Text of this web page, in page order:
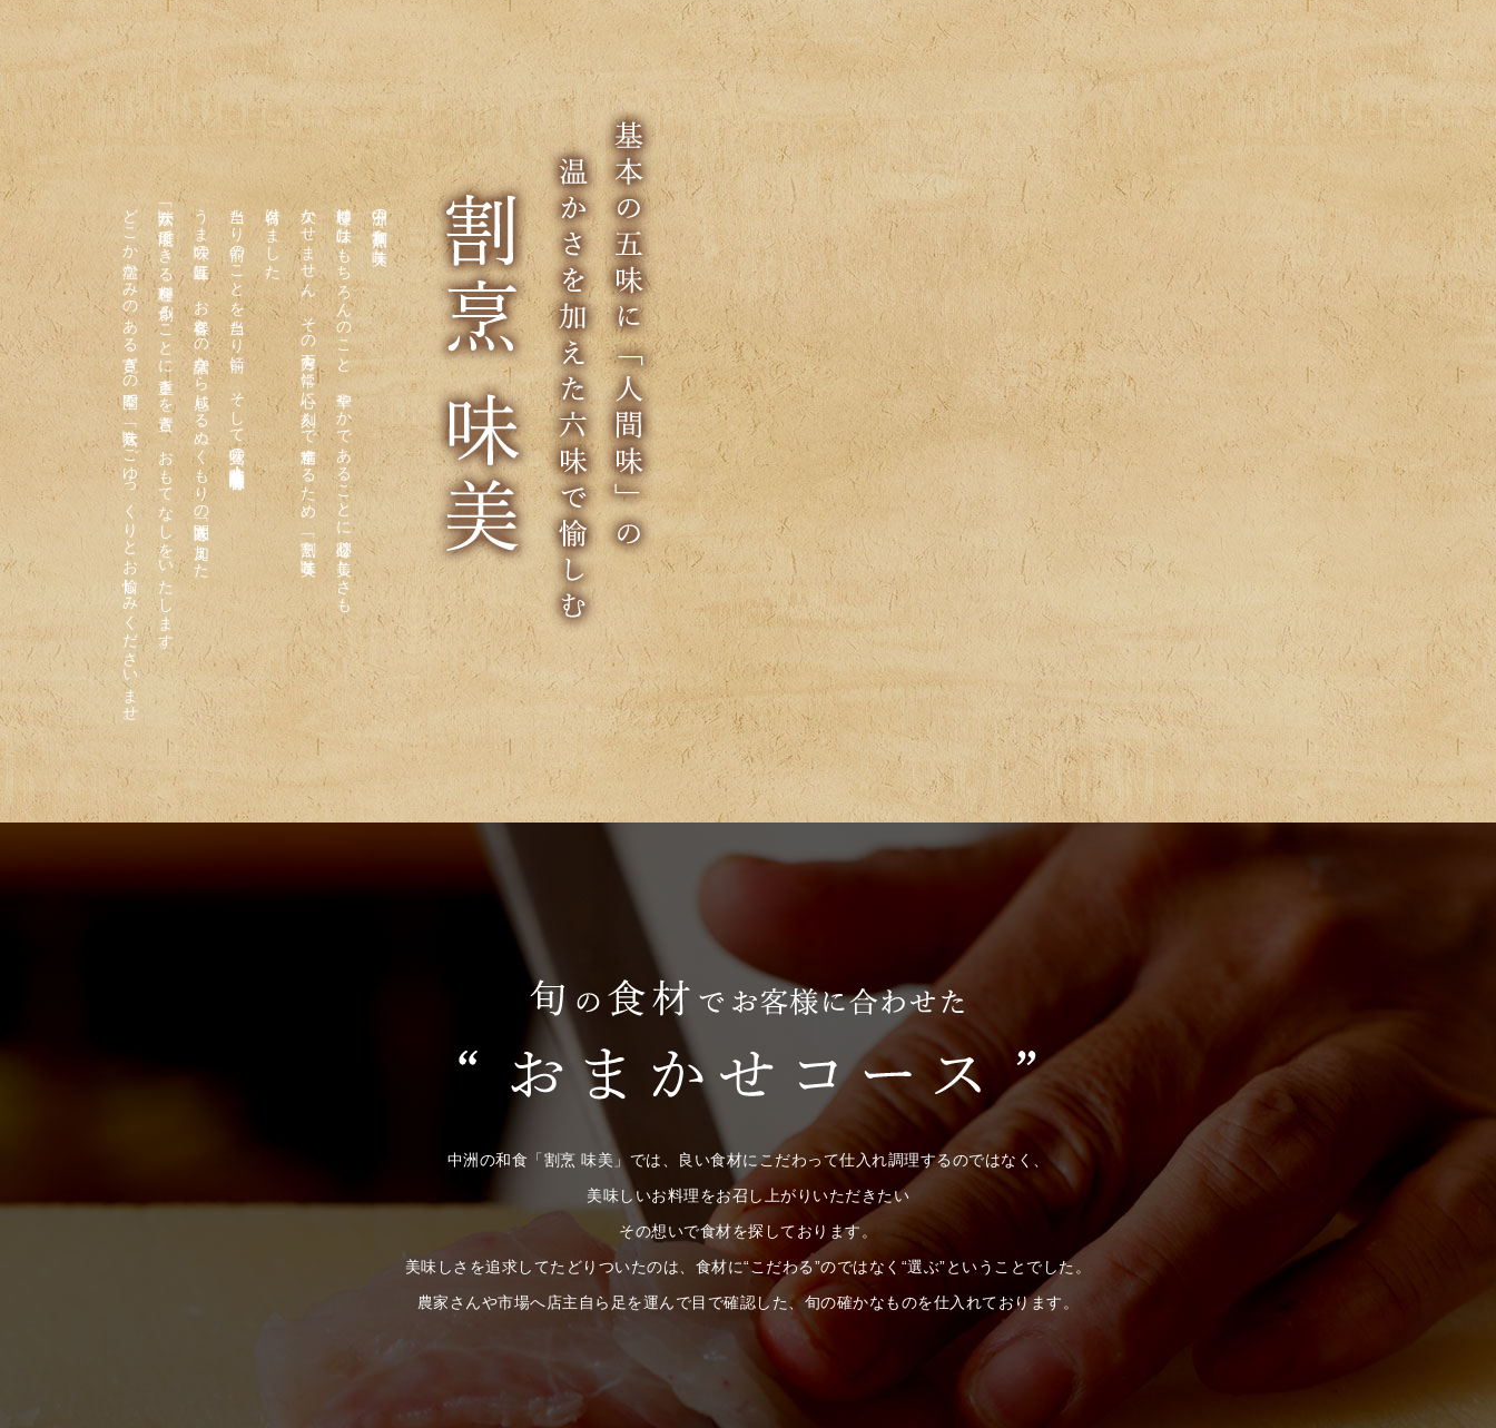
中洲の和食『割烹 味美』。
料理は『味』はもちろんのこと、華やかであることに心躍り『美』しさも
欠かせません。その両方を常に心に刻んで精進するため、「割烹 味美」と
名付けました。
当たり前のことを当たり前に、そして味覚の基本味「甘味・酸味・塩味・苦味・
うま味」の五味に、お客様との会話から感じるぬくもりの「人間味」を加えた
「六味」が堪能できる料理を創ることに重きを置き、おもてなしをいたします。
どこか温かみのある寛ぎの空間で、「六味」をごゆっくりとお愉しみくださいませ。
中洲の和食「割烹 味美」では、良い食材にこだわって仕入れ調理するのではなく、
美味しいお料理をお召し上がりいただきたい
その想いで食材を探しております。
美味しさを追求してたどりついたのは、食材に“こだわる”のではなく“選ぶ”ということでした。
農家さんや市場へ店主自ら足を運んで目で確認した、旬の確かなものを仕入れております。